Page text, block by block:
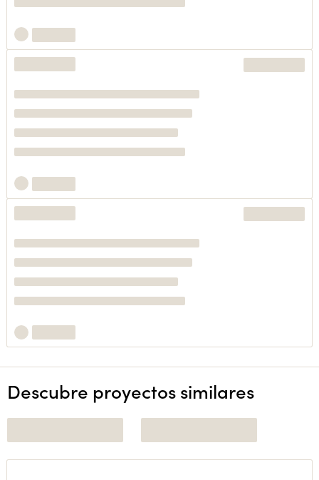
Descubre proyectos similares